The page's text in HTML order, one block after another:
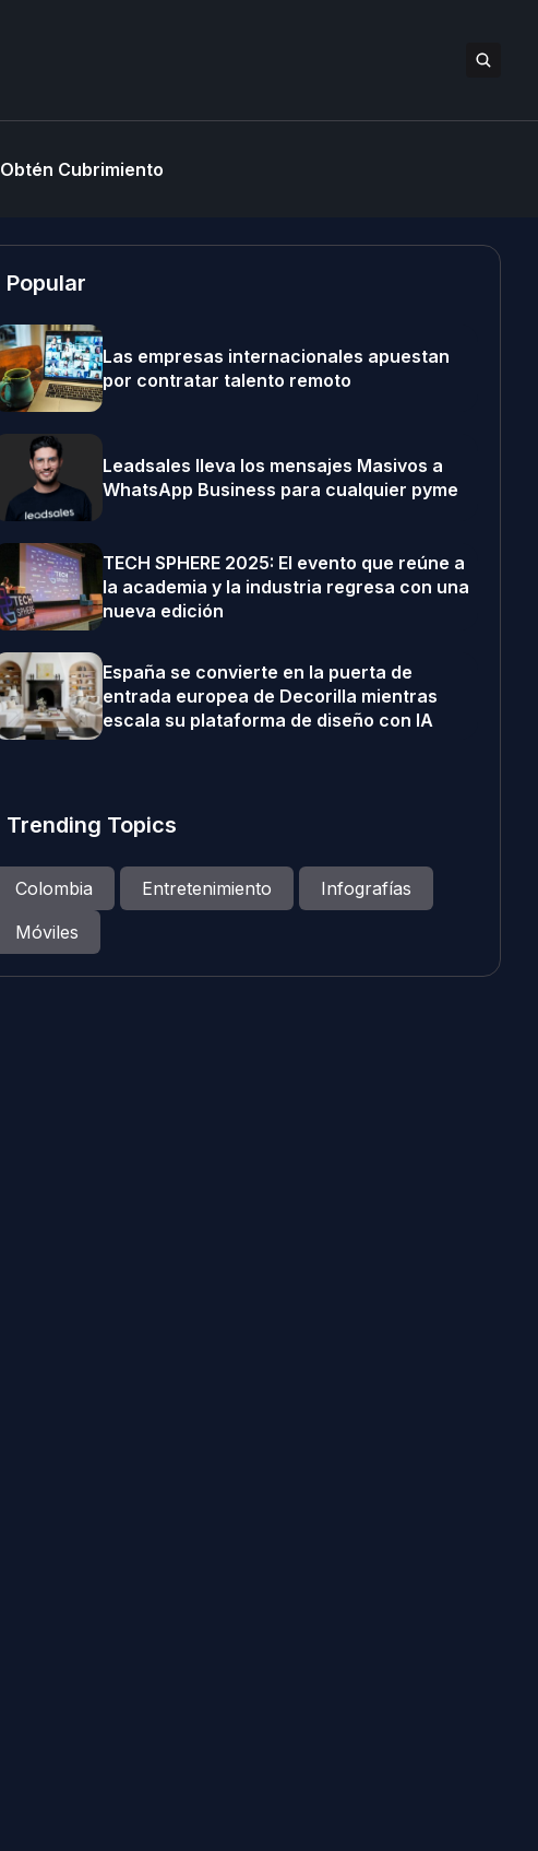
Obtén Cubrimiento
Popular
Las empresas internacionales apuestan
por contratar talento remoto
Leadsales lleva los mensajes Masivos a
WhatsApp Business para cualquier pyme
TECH SPHERE 2025: El evento que reúne a
la academia y la industria regresa con una
nueva edición
España se convierte en la puerta de
entrada europea de Decorilla mientras
escala su plataforma de diseño con IA
Trending Topics
Colombia Entretenimiento
Infografías
Móviles